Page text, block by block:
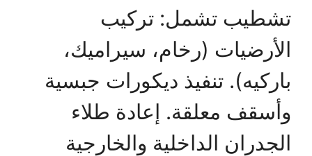
تشطيب تشمل: تركيب
الأرضيات (رخام، سيراميك،
باركيه). تنفيذ ديكورات جبسية
وأسقف معلقة. إعادة طلاء
الجدران الداخلية والخارجية